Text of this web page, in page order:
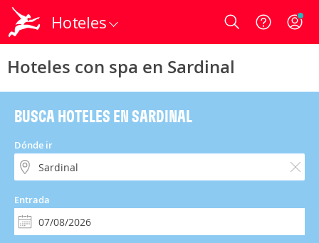
Hoteles Login
Hoteles con spa en Sardinal
BUSCA HOTELES EN SARDINAL
Dónde ir
Entrada